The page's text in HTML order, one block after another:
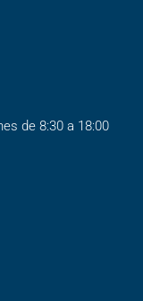
de 8:30 a 18:00